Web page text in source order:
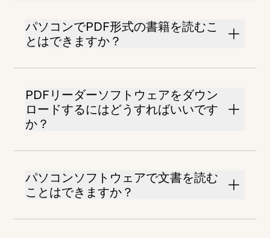
パソコンでPDF形式の書籍を読むこ
とはできますか？
PDFリーダーソフトウェアをダウン
ロードするにはどうすればいいです
か？
パソコンソフトウェアで文書を読む
ことはできますか？